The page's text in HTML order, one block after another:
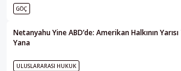
GÖÇ
Netanyahu Yine ABD’de: Amerikan Halkının
Yana
ULUSLARARASI HUKUK